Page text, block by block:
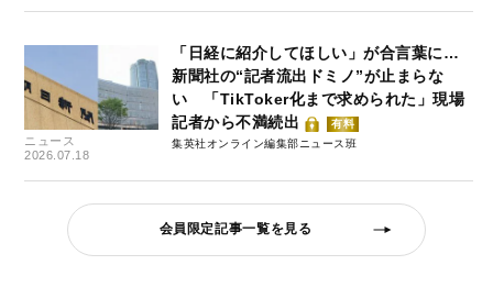
ニュース
2026.07.18
「日経に紹介してほしい」が合言葉に…
新聞社の“記者流出ドミノ”が止まらな
い 「TikToker化まで求められた」現場
記者から不満続出
有料
集英社オンライン編集部ニュース班
会員限定記事一覧を見る